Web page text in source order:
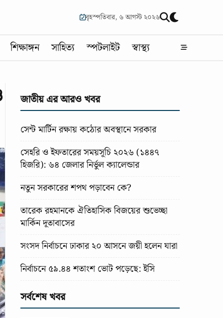
বৃহস্পতিবার, ৬ আগস্ট ২০২৬
শিক্ষাঙ্গন সাহিত্য স্পটলাইট স্বাস্থ্য
জাতীয় এর আরও খবর
সেন্ট মার্টিন রক্ষায় কঠোর অবস্থানে সরকার
সেহরি ও ইফতারের সময়সূচি ২০২৬ (১৪৪৭
হিজরি): ৬৪ জেলার নির্ভুল ক্যালেন্ডার
নতুন সরকারের শপথ পড়াবেন কে?
তারেক রহমানকে ঐতিহাসিক বিজয়ের শুভেচ্ছা
মার্কিন দূতাবাসের
সংসদ নির্বাচনে ঢাকার ২০ আসনে জয়ী হলেন যারা
নির্বাচনে ৫৯.৪৪ শতাংশ ভোট পড়েছে: ইসি
সর্বশেষ খবর